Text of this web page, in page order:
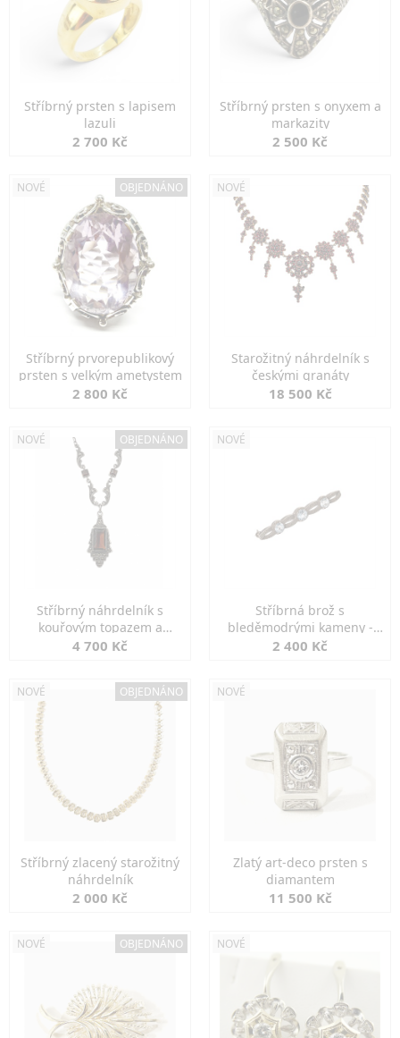
Stříbrný prsten s lapisem
lazuli
2 700 Kč
Stříbrný prsten s onyxem a
markazity
2 500 Kč
NOVÉ OBJEDNÁNO
Stříbrný prvorepublikový
prsten s velkým ametystem
2 800 Kč
NOVÉ
Starožitný náhrdelník s
českými granáty
18 500 Kč
NOVÉ OBJEDNÁNO
Stříbrný náhrdelník s
kouřovým topazem a
markazity
4 700 Kč
NOVÉ
Stříbrná brož s
bleděmodrými kameny -
jemná elegance
2 400 Kč
NOVÉ OBJEDNÁNO
Stříbrný zlacený starožitný
náhrdelník
2 000 Kč
NOVÉ
Zlatý art-deco prsten s
diamantem
11 500 Kč
NOVÉ OBJEDNÁNO NOVÉ